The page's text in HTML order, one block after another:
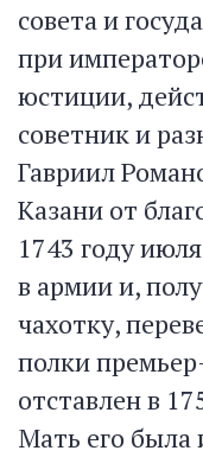
совета и
при
юстиции,
советник и
Гавриил
Казани от
1743 году
в армии и,
чахотку,
полки
отставлен в
Мать его была